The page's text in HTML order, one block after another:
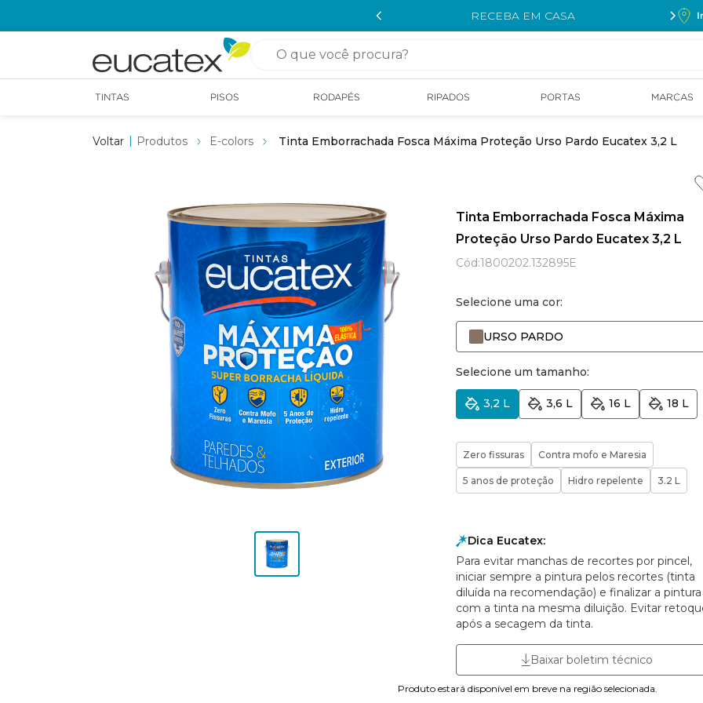
RECEBA EM CASA
O que você procura?
TINTAS PISOS RODAPÉS RIPADOS PORTAS MARCAS
Produtos E-colors Tinta Emborrachada Fosca Máxima Proteção Urso Pardo Eucatex 3,2 L
Tinta Emborrachada Fosca Máxima
Proteção Urso Pardo Eucatex 3,2 L
Cód:1800202.132895E
Selecione uma cor:
URSO PARDO
Selecione um tamanho:
3,2 L 3,6 L 16 L 18 L
Zero fissuras Contra mofo e Maresia
5 anos de proteção Hidro repelente 3.2 L
Dica Eucatex:
Para evitar manchas de recortes por pincel,
iniciar sempre a pintura pelos recortes (tinta
diluída na recomendação) e finalizar a pintura
com a tinta na mesma diluição. Evitar
após a secagem da tinta.
Baixar boletim técnico
Produto estará disponível em breve na região selecionada.